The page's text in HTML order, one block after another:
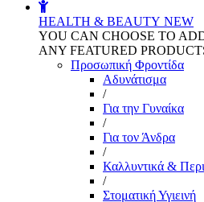
HEALTH & BEAUTY NEW
YOU CAN CHOOSE TO
ANY FEATURED
Προσωπική Φροντίδα
Αδυνάτισμα
/
Για την Γυναίκα
/
Για τον Άνδρα
/
Καλλυντικά &
/
Στοματική Υγιεινή